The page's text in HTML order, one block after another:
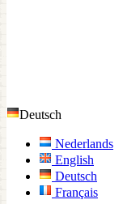
Deutsch
Nederlands
English
Deutsch
Français